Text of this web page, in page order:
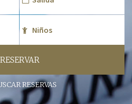
RESERVAR
RESERVAS